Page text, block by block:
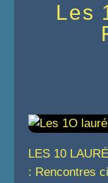
Les
LES 10
: Rencontres